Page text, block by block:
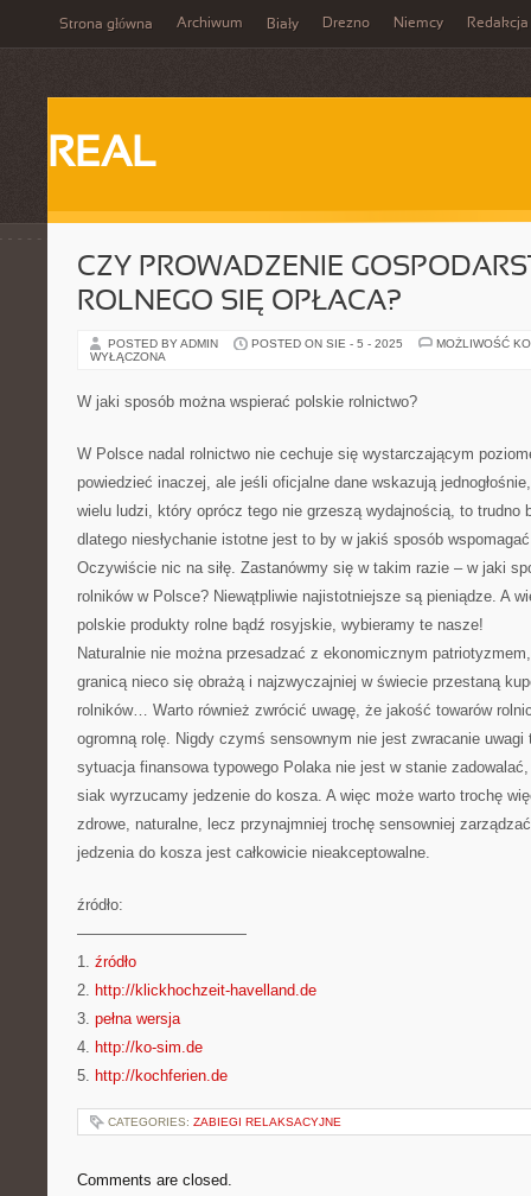
Strona główna Archiwum Biały Drezno Niemcy Redakcja
REAL
CZY PROWADZENIE
ROLNEGO SIĘ OPŁACA?
POSTED BY ADMIN POSTED ON SIE - 5 - 2025
MOŻLIWOŚĆ
WYŁĄCZONA
W jaki sposób można wspierać polskie rolnictwo?
W Polsce nadal rolnictwo nie cechuje się wystarczającym
powiedzieć inaczej, ale jeśli oficjalne dane wskazują
wielu ludzi, który oprócz tego nie grzeszą wydajnością, to trudno
dlatego niesłychanie istotne jest to by w jakiś sposób
Oczywiście nic na siłę. Zastanówmy się w takim razie – w jaki
rolników w Polsce? Niewątpliwie najistotniejsze są pieniądze. A
polskie produkty rolne bądź rosyjskie, wybieramy te nasze!
Naturalnie nie można przesadzać z ekonomicznym
granicą nieco się obrażą i najzwyczajniej w świecie przestaną
rolników… Warto również zwrócić uwagę, że jakość towarów
ogromną rolę. Nigdy czymś sensownym nie jest zwracanie
sytuacja finansowa typowego Polaka nie jest w stanie
siak wyrzucamy jedzenie do kosza. A więc może warto trochę
zdrowe, naturalne, lecz przynajmniej trochę sensowniej
jedzenia do kosza jest całkowicie nieakceptowalne.
źródło:
———————————
1. źródło
2. http://klickhochzeit-havelland.de
3. pełna wersja
4. http://ko-sim.de
5. http://kochferien.de
CATEGORIES: ZABIEGI RELAKSACYJNE
Comments are closed.